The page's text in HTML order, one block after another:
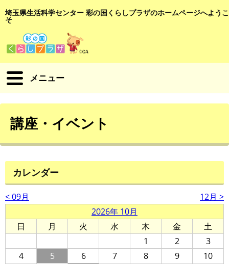
埼玉県生活科学センター 彩の国くらしプラザのホームページへようこ
そ
メニュー
講座・イベント
カレンダー
< 09月
12月 >
2026年 10月
日
月 火 水 木 金
土
1
2
3
4
5 6 7 8 9
10